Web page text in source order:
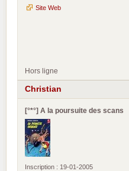
Site Web
Hors ligne
Christian
[°*°] A la poursuite des scans
Inscription : 19-01-2005